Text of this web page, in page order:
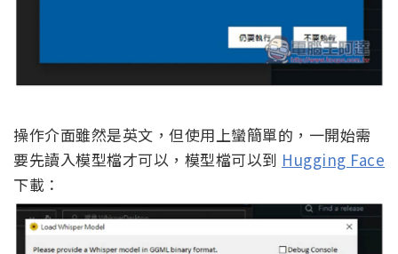
操作介面雖然是英文，但使用上蠻簡單的，一開始需
要先讀入模型檔才可以，模型檔可以到 Hugging Face
下載：